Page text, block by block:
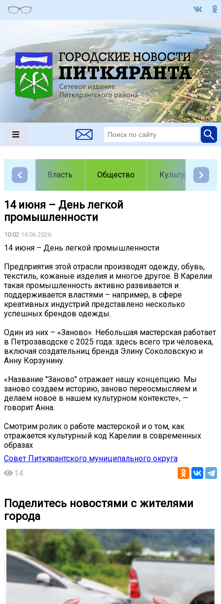
Власть Общество Культура
14 июня – День легкой
промышленности
10:02 14.06.2026
14 июня – День легкой промышленности
Предприятия этой отрасли производят одежду, обувь,
текстиль, кожаные изделия и многое другое. В Карелии
такая промышленность активно развивается и
поддерживается властями – например, в сфере
креативных индустрий представлено несколько
успешных брендов одежды.
Один из них – «Заново». Небольшая мастерская работает
в Петрозаводске с 2025 года: здесь всего три человека,
включая создательниц бренда Элину Соколовскую и
Анну Корзунину.
«Название "Заново" отражает нашу концепцию. Мы
заново создаем историю, заново переосмысляем и
делаем новое в нашем культурном контексте», —
говорит Анна.
Смотрим ролик о работе мастерской и о том, как
отражается культурный код Карелии в современных
образах️
Совет Питкярантского муниципального округа
14
Поделитесь новостями с жителями
города